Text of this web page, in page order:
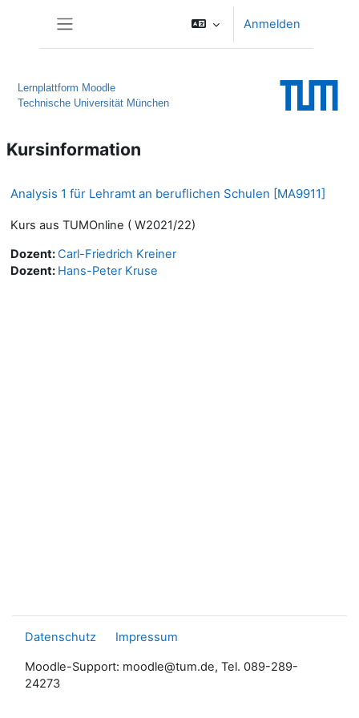
Anmelden
Lernplattform Moodle
Technische Universität München
Kursinformation
Analysis 1 für Lehramt an beruflichen Schulen [MA9911]
Kurs aus TUMOnline ( W2021/22)
Dozent:Carl-Friedrich Kreiner
Dozent: Hans-Peter Kruse
Datenschutz Impressum
Moodle-Support: moodle@tum.de, Tel. 089-289-
24273